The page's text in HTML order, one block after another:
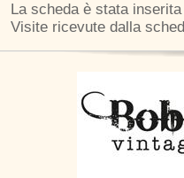
La scheda è stata
Visite ricevute dalla